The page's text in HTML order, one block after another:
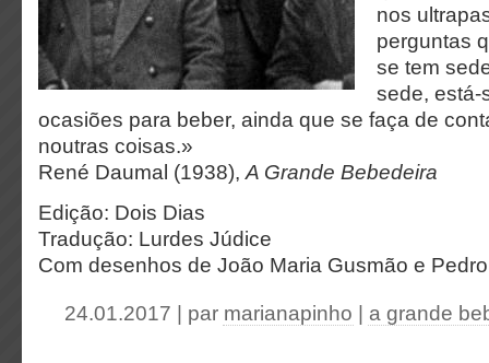
nos
perguntas
se tem
sede, está-
ocasiões para beber, ainda que se faça de
noutras coisas.»
René Daumal (1938), A Grande Bebedeira
Edição: Dois Dias
Tradução: Lurdes Júdice
Com desenhos de João Maria Gusmão e
24.01.2017 | par marianapinho a grande